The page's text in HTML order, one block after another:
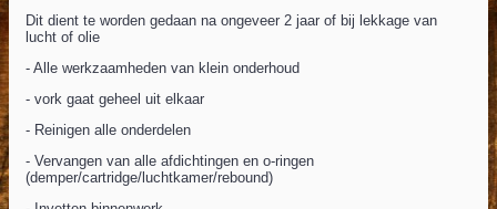
Dit dient te worden gedaan na ongeveer 2 jaar of bij lekkage van
lucht of olie
- Alle werkzaamheden van klein onderhoud
- vork gaat geheel uit elkaar
- Reinigen alle onderdelen
- Vervangen van alle afdichtingen en o-ringen
(demper/cartridge/luchtkamer/rebound)